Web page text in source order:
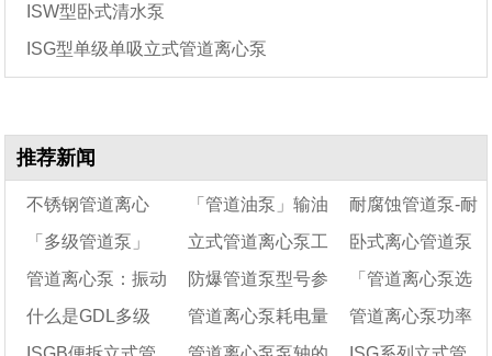
ISW型卧式清水泵
ISG型单级单吸立式管道离心泵
推荐新闻
不锈钢管道离心
泵-管道离心泵
「管道油泵」输油
管道泵阀门调节流量
方法的缺点
耐腐蚀管道泵-耐
腐管道离心泵
「多级管道泵」
GDL立式多级管道泵
有哪些特点与选型应
立式管道离心泵工
作时发热
卧式离心管道泵
可以排污水吗
管道离心泵：振动
大及声响异常分析及
防爆管道泵型号参
数及选型
「管道离心泵选
型」的五个选型依
什么是GDL多级 管道离心泵耗电量 管道离心泵功率